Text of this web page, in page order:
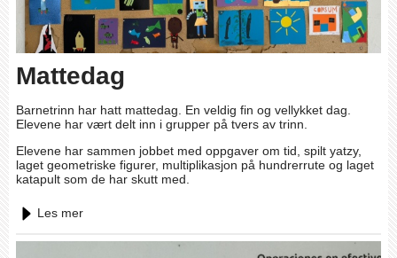
Mattedag
Barnetrinn har hatt mattedag. En veldig fin og vellykket dag.
Elevene har vært delt inn i grupper på tvers av trinn.
Elevene har sammen jobbet med oppgaver om tid, spilt yatzy,
laget geometriske figurer, multiplikasjon på hundrerrute og laget
katapult som de har skutt med.
Les mer